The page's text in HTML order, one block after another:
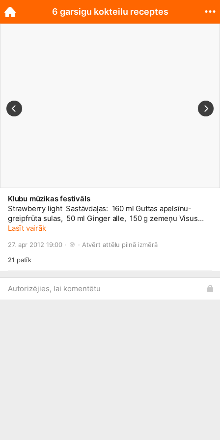
Klubu mūzikas festivāls
Strawberry light Sastāvdaļas: 160 ml Guttas apelsīnu-
greipfrūta sulas, 50 ml Ginger alle, 150 g zemeņu Visus
komponentus, izņemot Gingr alle, sakul blenderī. Pievieno
atdzesētu. Parādi visiem kā Tu atpūties brīvajā laikā!
KONKURSS:
Lasīt vairāk
27. apr 2012 19:00 · · Atvērt attēlu pilnā izmērā
21 patīk
Autorizējies, lai komentētu
6 garsigu kokteilu receptes